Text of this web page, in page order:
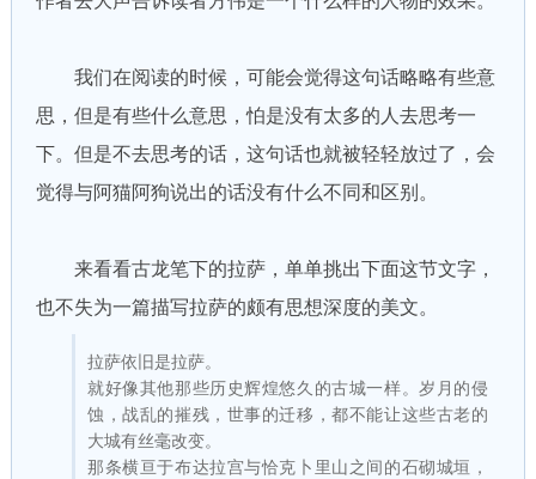
我们在阅读的时候，可能会觉得这句话略略有些意
思，但是有些什么意思，怕是没有太多的人去思考一
下。但是不去思考的话，这句话也就被轻轻放过了，会
觉得与阿猫阿狗说出的话没有什么不同和区别。
来看看古龙笔下的拉萨，单单挑出下面这节文字，
也不失为一篇描写拉萨的颇有思想深度的美文。
拉萨依旧是拉萨。
就好像其他那些历史辉煌悠久的古城一样。岁月的侵
蚀，战乱的摧残，世事的迁移，都不能让这些古老的
大城有丝毫改变。
那条横亘于布达拉宫与恰克卜里山之间的石砌城垣，